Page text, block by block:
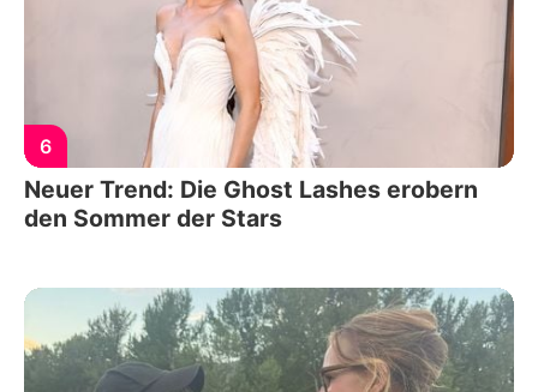
6
Neuer Trend: Die Ghost Lashes erobern
den Sommer der Stars